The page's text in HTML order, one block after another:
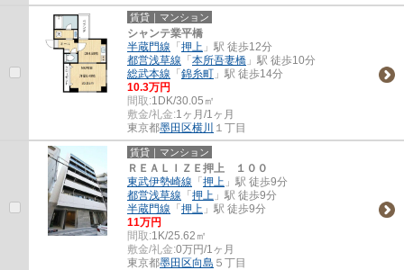
賃貸｜マンション
シャンテ業平橋
半蔵門線 「 押上 」駅 徒歩12分
都営浅草線 「 本所吾妻橋 」駅 徒歩10分
総武本線 「 錦糸町 」駅 徒歩14分
10.3万円
間取:1DK/30.05㎡
敷金/礼金:1ヶ月/1ヶ月
東京都墨田区横川 １丁目
賃貸｜マンション
ＲＥＡＬＩＺＥ押上 １００
東武伊勢崎線 「 押上 」駅 徒歩9分
都営浅草線 「 押上 」駅 徒歩9分
半蔵門線 「 押上 」駅 徒歩9分
11万円
間取:1K/25.62㎡
敷金/礼金:0万円/1ヶ月
東京都墨田区向島 ５丁目